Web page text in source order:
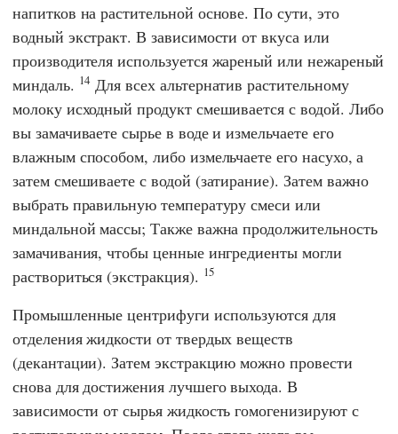
напитков на растительной основе. По сути, это
водный экстракт. В зависимости от вкуса или
производителя используется жареный или нежареный
миндаль. 14 Для всех альтернатив растительному
молоку исходный продукт смешивается с водой. Либо
вы замачиваете сырье в воде и измельчаете его
влажным способом, либо измельчаете его насухо, а
затем смешиваете с водой (затирание). Затем важно
выбрать правильную температуру смеси или
миндальной массы; Также важна продолжительность
замачивания, чтобы ценные ингредиенты могли
раствориться (экстракция). 15
Промышленные центрифуги используются для
отделения жидкости от твердых веществ
(декантации). Затем экстракцию можно провести
снова для достижения лучшего выхода. В
зависимости от сырья жидкость гомогенизируют с